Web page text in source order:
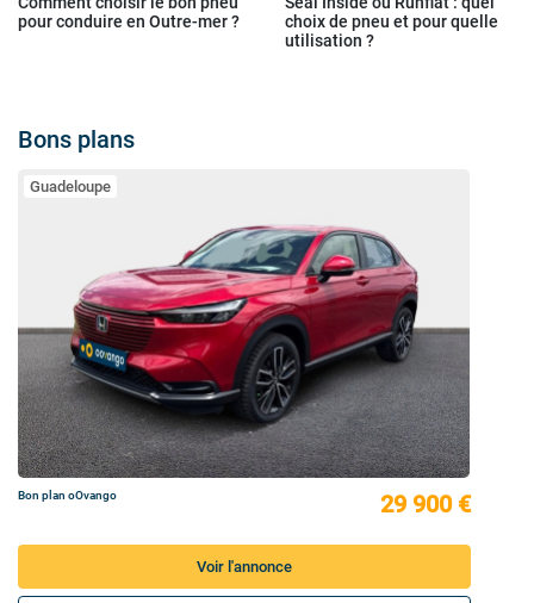
pour conduire en Outre-mer ?
choix de pneu et pour quelle
utilisation ?
Bons plans
Guadeloupe
Bon plan oOvango 29 900 €
Voir l'annonce